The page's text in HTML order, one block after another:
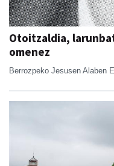
Otoitzaldia,
omenez
Berrozpeko Jesusen Alaben